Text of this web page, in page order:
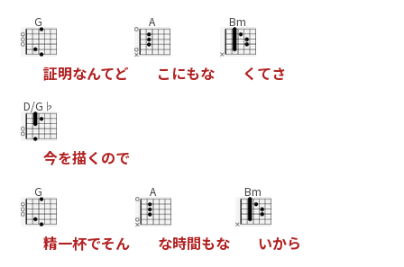
G
証明なんてど
A
こ にもな
Bm
く てさ
D/G♭
今を描く ので
G
精一杯でそん
A
な時間もな
Bm
いから